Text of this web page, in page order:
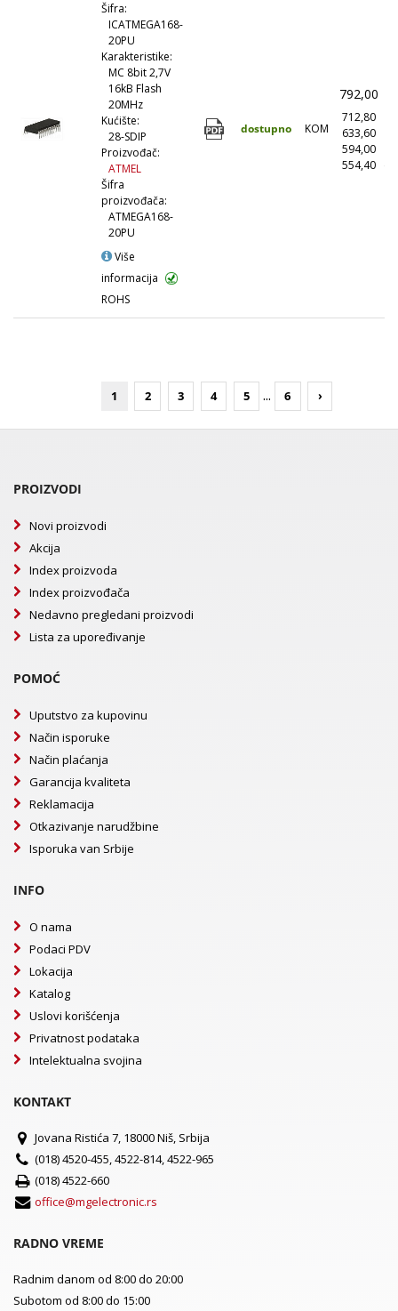
Šifra:
ICATMEGA168-
20PU
Karakteristike:
MC 8bit 2,7V
16kB Flash
20MHz
Kućište:
28-SDIP
Proizvođač:
ATMEL
Šifra
proizvođača:
ATMEGA168-
20PU
Više
informacija
ROHS
dostupno KOM
792,00
712,80
633,60
594,00
554,40
1 2 3 4 5 ... 6 ›
PROIZVODI
Novi proizvodi
Akcija
Index proizvoda
Index proizvođača
Nedavno pregledani proizvodi
Lista za upoređivanje
POMOĆ
Uputstvo za kupovinu
Način isporuke
Način plaćanja
Garancija kvaliteta
Reklamacija
Otkazivanje narudžbine
Isporuka van Srbije
INFO
O nama
Podaci PDV
Lokacija
Katalog
Uslovi korišćenja
Privatnost podataka
Intelektualna svojina
KONTAKT
Jovana Ristića 7, 18000 Niš, Srbija
(018) 4520-455, 4522-814, 4522-965
(018) 4522-660
office@mgelectronic.rs
RADNO VREME
Radnim danom od 8:00 do 20:00
Subotom od 8:00 do 15:00